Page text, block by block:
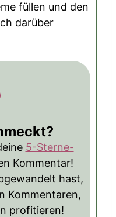
füllen und den
darüber
5-Sterne-
Kommentar!
hast,
Kommentaren,
profitieren!